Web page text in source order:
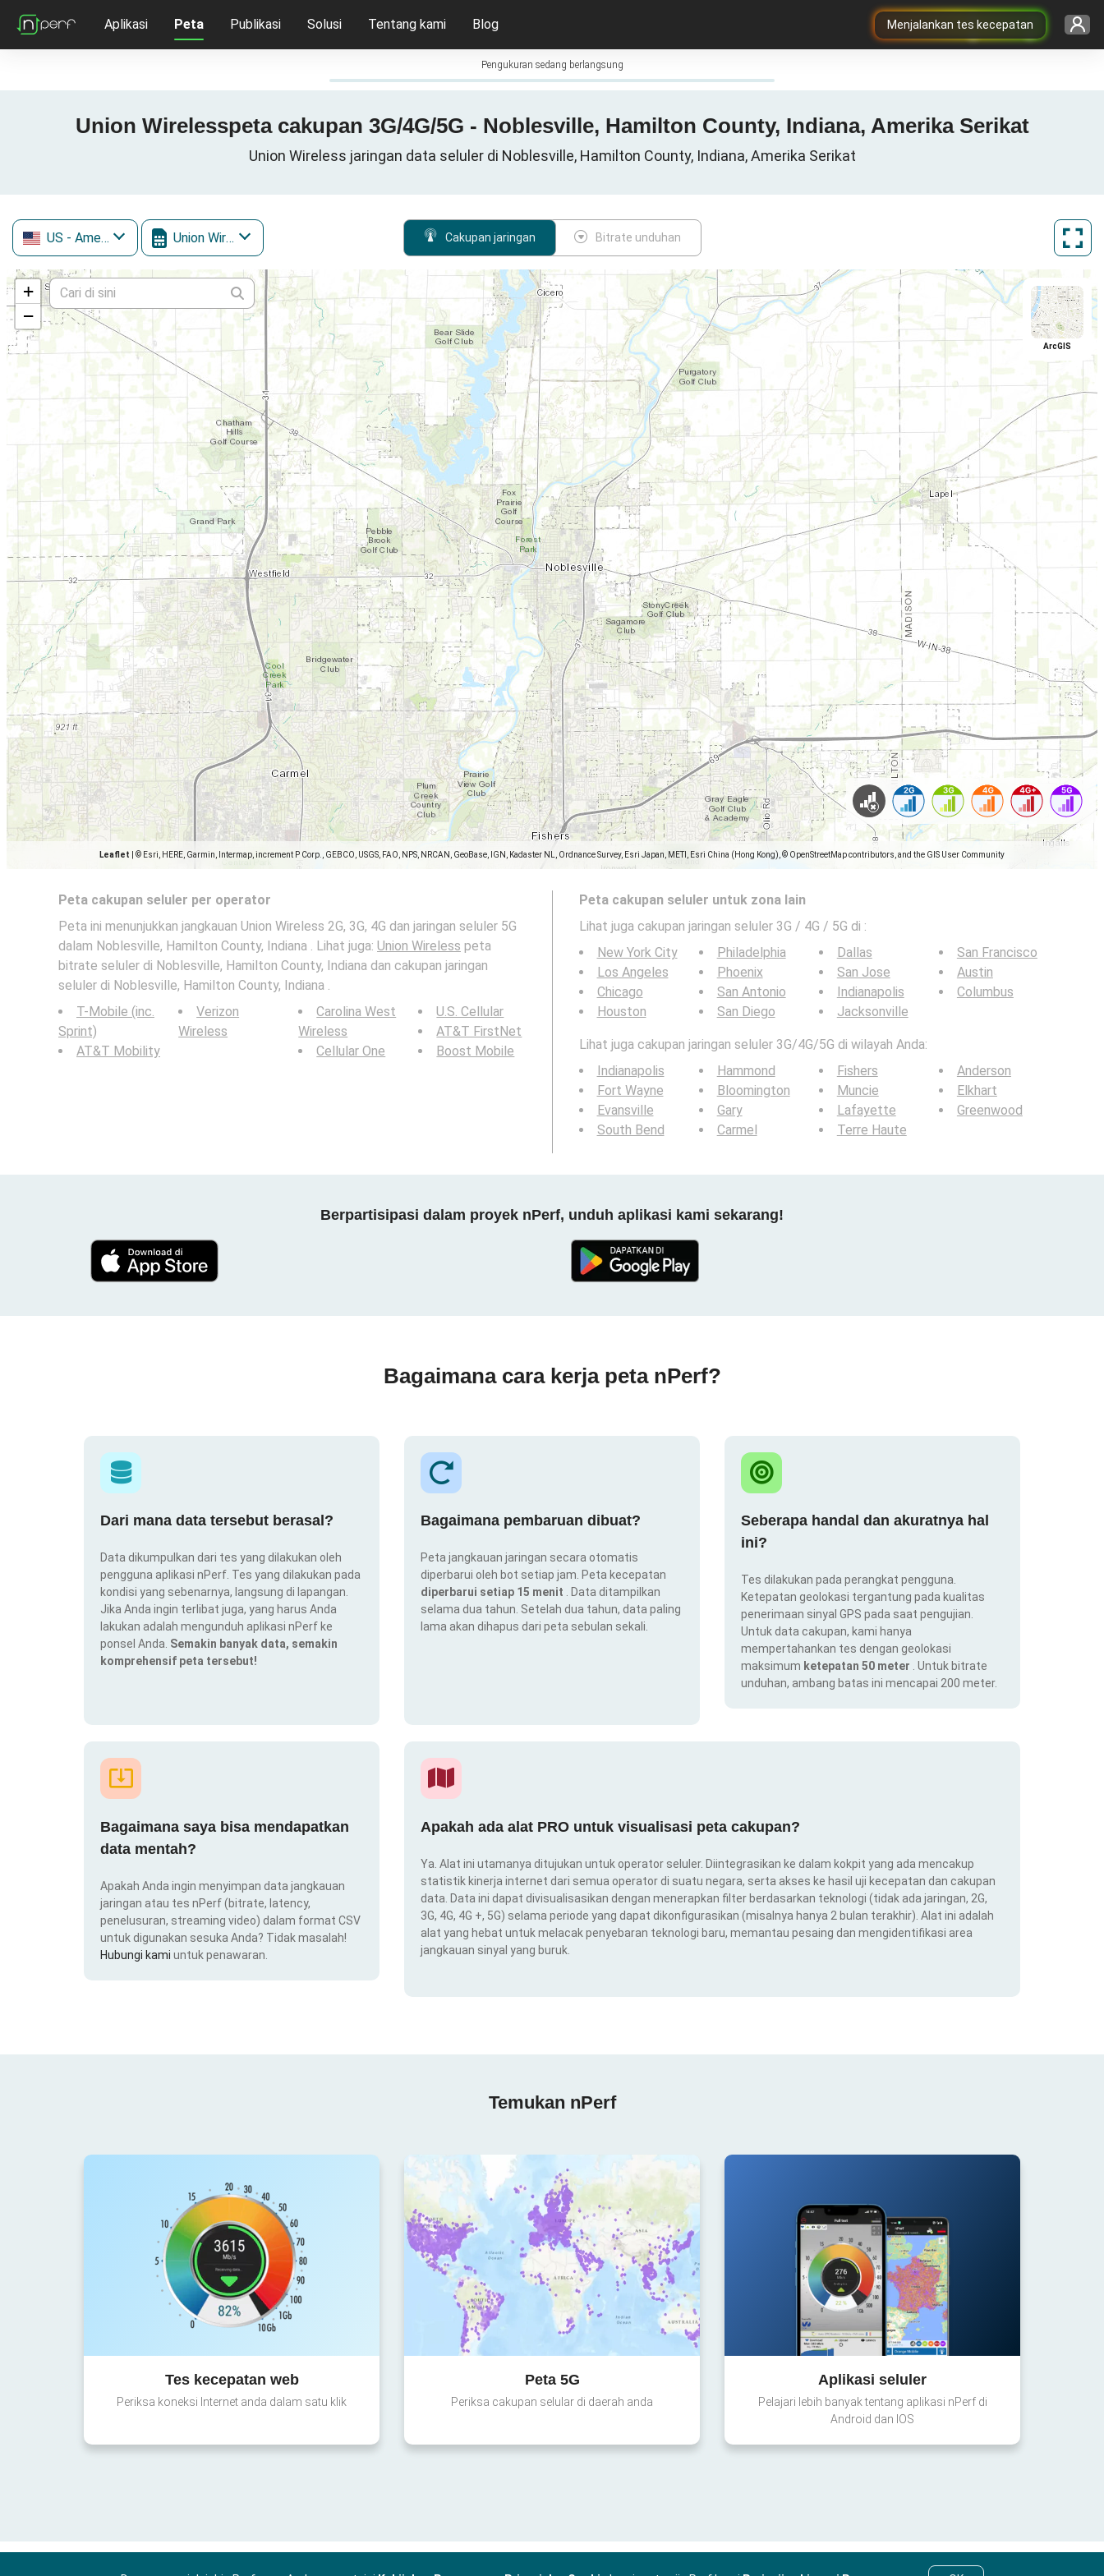
Menjalankan tes kecepatan
Aplikasi Peta Publikasi Solusi Tentang kami Blog
Pengukuran sedang berlangsung
Union Wirelesspeta cakupan 3G/4G/5G - Noblesville, Hamilton County, Indiana, Amerika Serikat
Union Wireless jaringan data seluler di Noblesville, Hamilton County, Indiana, Amerika Serikat
US - Amerika Serikat Union Wireless Cakupan jaringan Bitrate unduhan
+
−
Leaflet © Esri, HERE, Garmin, Intermap, increment P Corp., GEBCO, USGS, FAO, NPS, NRCAN, GeoBase, IGN, Kadaster NL, Ordnance Survey, Esri Japan, METI, Esri China (Hong Kong), © OpenStreetMap contributors, and the GIS User Community
ArcGIS
Peta cakupan seluler per operator
Peta ini menunjukkan jangkauan Union Wireless 2G, 3G, 4G dan jaringan seluler 5G
dalam Noblesville, Hamilton County, Indiana . Lihat juga: Union Wireless peta
bitrate seluler di Noblesville, Hamilton County, Indiana dan cakupan jaringan
seluler di Noblesville, Hamilton County, Indiana .
T-Mobile (inc.
Sprint)
AT&T Mobility
Verizon
Wireless
Carolina West
Wireless
Cellular One
U.S. Cellular
AT&T FirstNet
Boost Mobile
Peta cakupan seluler untuk zona lain
Lihat juga cakupan jaringan seluler 3G / 4G / 5G di :
New York City
Los Angeles
Chicago
Houston
Philadelphia
Phoenix
San Antonio
San Diego
Dallas
San Jose
Indianapolis
Jacksonville
San Francisco
Austin
Columbus
Lihat juga cakupan jaringan seluler 3G/4G/5G di wilayah Anda:
Indianapolis
Fort Wayne
Evansville
South Bend
Hammond
Bloomington
Gary
Carmel
Fishers
Muncie
Lafayette
Terre Haute
Anderson
Elkhart
Greenwood
Berpartisipasi dalam proyek nPerf, unduh aplikasi kami sekarang!
Bagaimana cara kerja peta nPerf?
Dari mana data tersebut berasal?
Data dikumpulkan dari tes yang dilakukan oleh
pengguna aplikasi nPerf. Tes yang dilakukan pada
kondisi yang sebenarnya, langsung di lapangan.
Jika Anda ingin terlibat juga, yang harus Anda
lakukan adalah mengunduh aplikasi nPerf ke
ponsel Anda. Semakin banyak data, semakin
komprehensif peta tersebut!
Bagaimana pembaruan dibuat?
Peta jangkauan jaringan secara otomatis
diperbarui oleh bot setiap jam. Peta kecepatan
diperbarui setiap 15 menit
. Data ditampilkan
selama dua tahun. Setelah dua tahun, data paling
lama akan dihapus dari peta sebulan sekali.
Seberapa handal dan akuratnya hal
ini?
Tes dilakukan pada perangkat pengguna.
Ketepatan geolokasi tergantung pada kualitas
penerimaan sinyal GPS pada saat pengujian.
Untuk data cakupan, kami hanya
mempertahankan tes dengan geolokasi
maksimum ketepatan 50 meter
. Untuk bitrate
unduhan, ambang batas ini mencapai 200 meter.
Bagaimana saya bisa mendapatkan
data mentah?
Apakah Anda ingin menyimpan data jangkauan
jaringan atau tes nPerf (bitrate, latency,
penelusuran, streaming video) dalam format CSV
untuk digunakan sesuka Anda? Tidak masalah!
Hubungi kami untuk penawaran.
Apakah ada alat PRO untuk visualisasi peta cakupan?
Ya. Alat ini utamanya ditujukan untuk operator seluler. Diintegrasikan ke dalam kokpit yang ada mencakup
statistik kinerja internet dari semua operator di suatu negara, serta akses ke hasil uji kecepatan dan cakupan
data. Data ini dapat divisualisasikan dengan menerapkan filter berdasarkan teknologi (tidak ada jaringan, 2G,
3G, 4G, 4G +, 5G) selama periode yang dapat dikonfigurasikan (misalnya hanya 2 bulan terakhir). Alat ini adalah
alat yang hebat untuk melacak penyebaran teknologi baru, memantau pesaing dan mengidentifikasi area
jangkauan sinyal yang buruk.
Temukan nPerf
Tes kecepatan web
Periksa koneksi Internet anda dalam satu klik
Peta 5G
Periksa cakupan selular di daerah anda
Aplikasi seluler
Pelajari lebih banyak tentang aplikasi nPerf di
Android dan IOS